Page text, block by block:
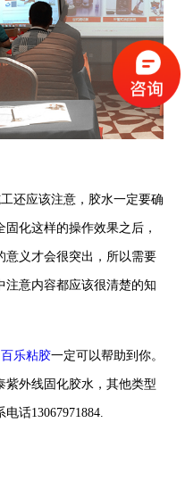
还应该注意，胶水一定要确
化这样的操作效果之后，
意义才会很突出，所以需要
注意内容都应该很清楚的知
百乐粘胶一定可以帮助到你。
紫外线固化胶水，其他类型
话13067971884.